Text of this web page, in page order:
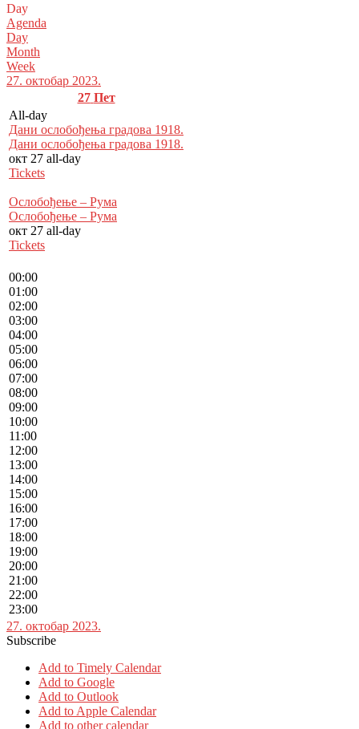
Day
Agenda
Day
Month
Week
27. октобар 2023.
27 Пет
All-day
Дани ослобођења градова 1918.
Дани ослобођења градова 1918.
окт 27 all-day
Tickets
Ослобођење – Рума
Ослобођење – Рума
окт 27 all-day
Tickets
00:00
01:00
02:00
03:00
04:00
05:00
06:00
07:00
08:00
09:00
10:00
11:00
12:00
13:00
14:00
15:00
16:00
17:00
18:00
19:00
20:00
21:00
22:00
23:00
27. октобар 2023.
Subscribe
Add to Timely Calendar
Add to Google
Add to Outlook
Add to Apple Calendar
Add to other calendar